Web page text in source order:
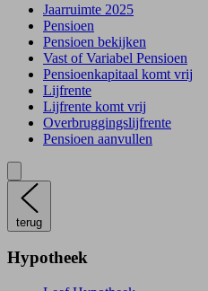
Jaarruimte 2025
Pensioen
Pensioen bekijken
Vast of Variabel Pensioen
Pensioenkapitaal komt vrij
Lijfrente
Lijfrente komt vrij
Overbruggingslijfrente
Pensioen aanvullen
terug
Hypotheek